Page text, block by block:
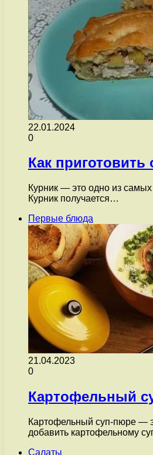
22.01.2024
0
Как
Курник — это одно из самых
Курник получается…
Первые блюда
21.04.2023
0
Картофельный
Картофельный суп-пюре —
добавить картофельному
Салаты